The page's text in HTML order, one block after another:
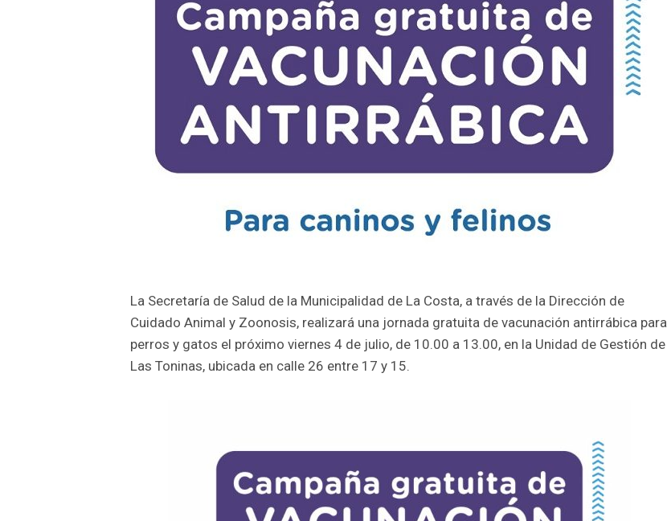
La Secretaría de Salud de la Municipalidad de La Costa, a través de la Dirección de
Cuidado Animal y Zoonosis, realizará una jornada gratuita de vacunación antirrábica para
perros y gatos el próximo viernes 4 de julio, de 10.00 a 13.00, en la Unidad de Gestión de
Las Toninas, ubicada en calle 26 entre 17 y 15.